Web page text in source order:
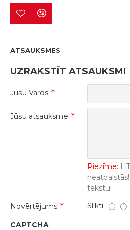
ATSAUKSMES
UZRAKSTĪT ATSAUKSMI
Jūsu Vārds:
Jūsu atsauksme:
Piezīme:
tekstu.
Novērtējums:
Slikti
CAPTCHA